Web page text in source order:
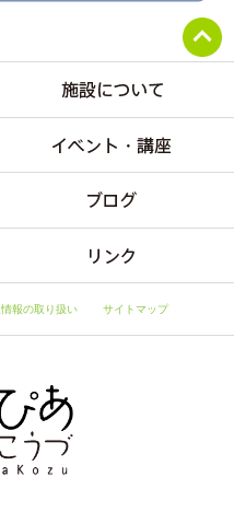
報の取り扱い サイトマップ